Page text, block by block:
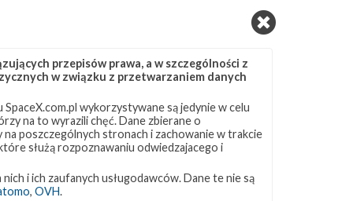
przepisów prawa, a w szczególności z
w związku z przetwarzaniem danych
wykorzystywane są jedynie w celu
na to wyrazili chęć. Dane zbierane o
poszczególnych stronach i zachowanie w trakcie
służą rozpoznawaniu odwiedzajacego i
i ich zaufanych usługodawców. Dane te nie są
, OVH.